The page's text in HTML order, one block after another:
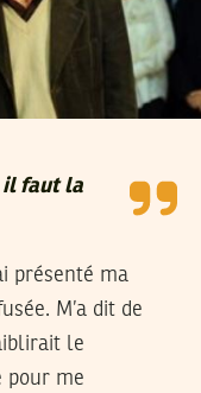
il faut la
présenté ma
M’a dit de
le
pour me